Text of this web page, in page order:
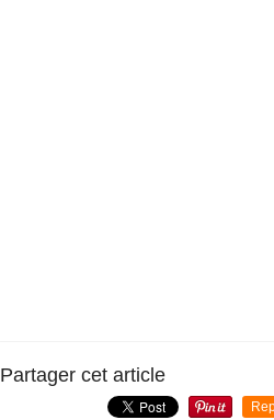
Partager cet article